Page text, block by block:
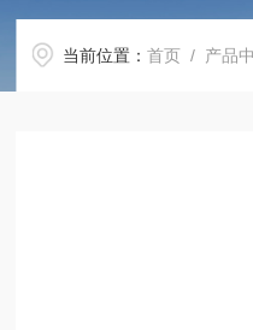
当前位置：首页 / 产品